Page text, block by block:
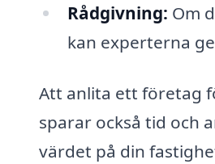
Rådgivning: Om
kan experterna
Att anlita ett företag
sparar också tid och
värdet på din